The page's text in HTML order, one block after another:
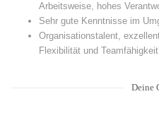
Arbeitsweise, hohes
Sehr gute Kenntnisse im
Organisationstalent,
Flexibilität und Teamfähigkeit
Deine